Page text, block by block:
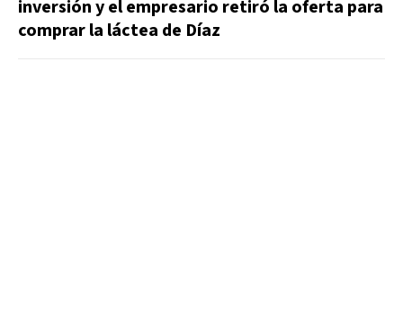
inversión y el empresario retiró la oferta para
comprar la láctea de Díaz